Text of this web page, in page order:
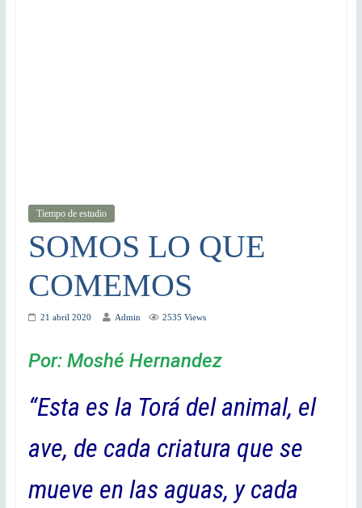
Tiempo de estudio
SOMOS LO QUE
COMEMOS
21 abril 2020 Admin 2535 Views
Por: Moshé Hernandez
“Esta es la Torá del animal, el
ave, de cada criatura que se
mueve en las aguas, y cada